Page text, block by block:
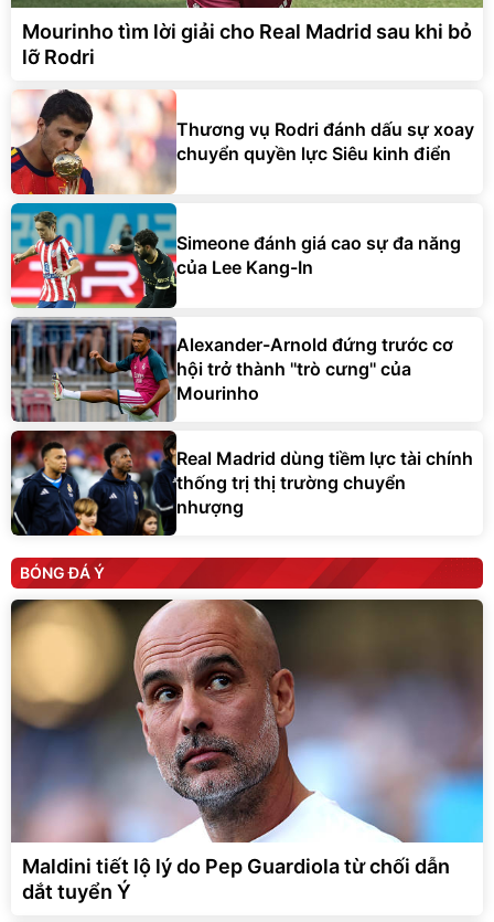
Mourinho tìm lời giải cho Real Madrid sau khi bỏ
lỡ Rodri
Thương vụ Rodri đánh dấu sự xoay
chuyển quyền lực Siêu kinh điển
Simeone đánh giá cao sự đa năng
của Lee Kang-In
Alexander-Arnold đứng trước cơ
hội trở thành ''trò cưng'' của
Mourinho
Real Madrid dùng tiềm lực tài chính
thống trị thị trường chuyển
nhượng
BÓNG ĐÁ Ý
Maldini tiết lộ lý do Pep Guardiola từ chối dẫn
dắt tuyển Ý